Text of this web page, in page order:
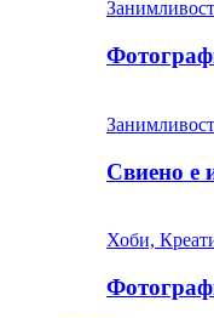
Свиено е
Хоби,